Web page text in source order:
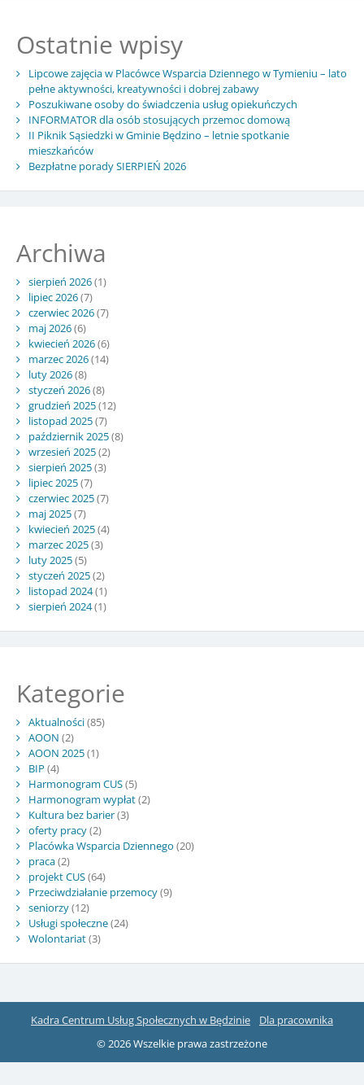
Ostatnie wpisy
Lipcowe zajęcia w Placówce Wsparcia Dziennego w Tymieniu – lato
pełne aktywności, kreatywności i dobrej zabawy
Poszukiwane osoby do świadczenia usług opiekuńczych
INFORMATOR dla osób stosujących przemoc domową
II Piknik Sąsiedzki w Gminie Będzino – letnie spotkanie
mieszkańców
Bezpłatne porady SIERPIEŃ 2026
Archiwa
sierpień 2026(1)
lipiec 2026(7)
czerwiec 2026(7)
maj 2026(6)
kwiecień 2026(6)
marzec 2026(14)
luty 2026(8)
styczeń 2026(8)
grudzień 2025(12)
listopad 2025(7)
październik 2025(8)
wrzesień 2025(2)
sierpień 2025(3)
lipiec 2025(7)
czerwiec 2025(7)
maj 2025(7)
kwiecień 2025(4)
marzec 2025(3)
luty 2025(5)
styczeń 2025(2)
listopad 2024(1)
sierpień 2024(1)
Kategorie
Aktualności(85)
AOON (2)
AOON 2025(1)
BIP (4)
Harmonogram CUS(5)
Harmonogram wypłat(2)
Kultura bez barier(3)
oferty pracy(2)
Placówka Wsparcia Dziennego (20)
praca(2)
projekt CUS(64)
Przeciwdziałanie przemocy(9)
seniorzy(12)
Usługi społeczne(24)
Wolontariat(3)
Kadra Centrum Usług Społecznych w Będzinie
Dla pracownika
© 2026 Wszelkie prawa zastrzeżone